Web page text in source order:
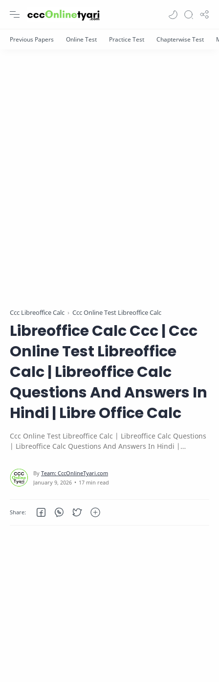
Ccc Libreoffice Calc Ccc Online Test Libreoffice Calc
Libreoffice Calc Ccc | Ccc
Online Test Libreoffice
Calc | Libreoffice Calc
Questions And Answers In
Hindi | Libre Office Calc
Ccc Online Test Libreoffice Calc | Libreoffice Calc Questions
| Libreoffice Calc Questions And Answers In Hindi |
17 min read